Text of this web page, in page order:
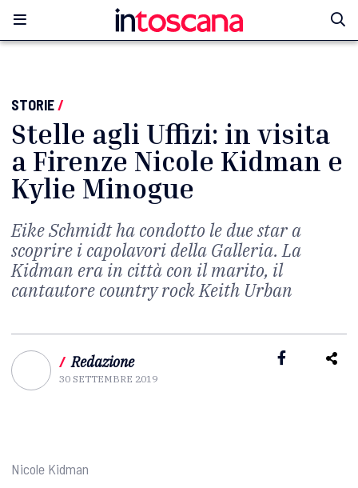
STORIE/
Stelle agli Uffizi: in visita
a Firenze Nicole Kidman e
Kylie Minogue
Eike Schmidt ha condotto le due star a
scoprire i capolavori della Galleria. La
Kidman era in città con il marito, il
cantautore country rock Keith Urban
/ Redazione
30 SETTEMBRE 2019
Nicole Kidman